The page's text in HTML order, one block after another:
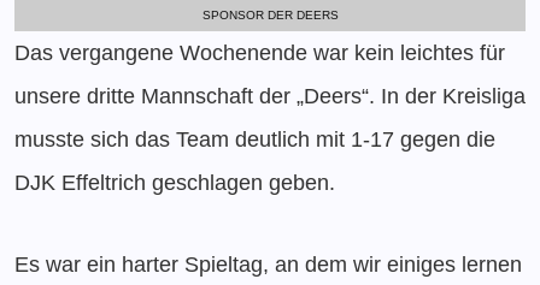
SPONSOR DER DEERS
Das vergangene Wochenende war kein leichtes für
unsere dritte Mannschaft der „Deers“. In der Kreisliga
musste sich das Team deutlich mit 1-17 gegen die
DJK Effeltrich geschlagen geben.
Es war ein harter Spieltag, an dem wir einiges lernen